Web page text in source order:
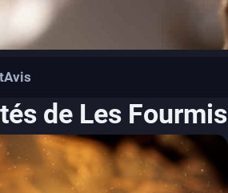
Avis
de Les Fourmis